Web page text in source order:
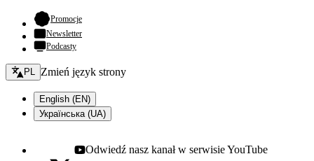
Promocje- otwiera się w nowej karcie
Newsletter
Podcasty
Zmień język - bieżący:
PL Zmień język strony
English (EN)
Українська (UA)
Youtube - otwiera się w nowej karcie
Odwiedź nasz kanał w serwisie YouTube